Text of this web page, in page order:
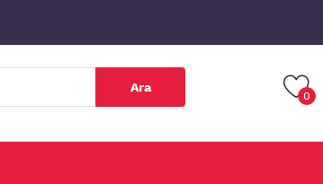
Ara
0